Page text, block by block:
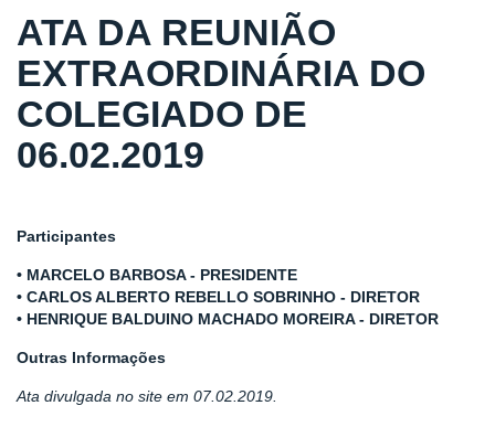
ATA DA REUNIÃO
EXTRAORDINÁRIA DO
COLEGIADO DE
06.02.2019
Participantes
• MARCELO BARBOSA - PRESIDENTE
• CARLOS ALBERTO REBELLO SOBRINHO - DIRETOR
• HENRIQUE BALDUINO MACHADO MOREIRA - DIRETOR
Outras Informações
Ata divulgada no site em 07.02.2019.